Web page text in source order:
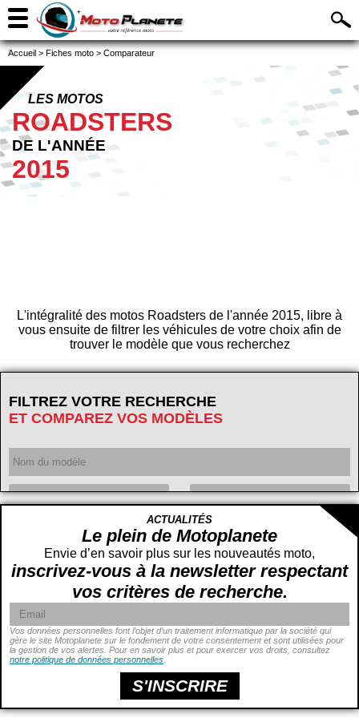
Accueil > Fiches moto > Comparateur
LES MOTOS
ROADSTERS
DE L'ANNÉE
2015
L'intégralité des motos Roadsters de l'année 2015, libre à
vous ensuite de filtrer les véhicules de votre choix afin de
trouver le modèle que vous recherchez
FILTREZ VOTRE RECHERCHE
ET COMPAREZ VOS MODÈLES
Cylindrée
cc
Puissance
ch -
Prix
cm -
ACTUALITÉS
Le plein de Motoplanete
Envie d’en savoir plus sur les nouveautés moto,
inscrivez-vous à la newsletter respectant
vos critères de recherche.
Vos données personnelles font l’objet d’un traitement informatique par la société qui
gère le site Motoplanete sur le fondement de votre consentement et sont utilisées pour
la gestion de vos alertes. Pour en savoir plus et pour exercer vos droits, consultez
notre politique de données personnelles
S'INSCRIRE